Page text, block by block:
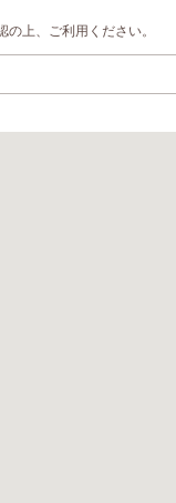
上、ご利用ください。